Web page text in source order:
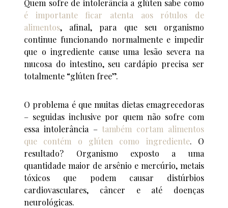
Quem sofre de intolerância a glúten sabe como
é importante ficar atenta aos rótulos de
alimentos, afinal, para que seu organismo
continue funcionando normalmente e impedir
que o ingrediente cause uma lesão severa na
mucosa do intestino, seu cardápio precisa ser
totalmente “glúten free”.
O problema é que muitas dietas emagrecedoras
– seguidas inclusive por quem não sofre com
essa intolerância – também cortam alimentos
que contém o glúten como ingrediente. O
resultado? Organismo exposto a uma
quantidade maior de arsênio e mercúrio, metais
tóxicos que podem causar distúrbios
cardiovasculares, câncer e até doenças
neurológicas.